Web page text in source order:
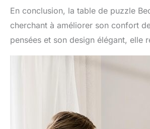
En conclusion, la table de puzzle
cherchant à améliorer son confort
pensées et son design élégant, elle